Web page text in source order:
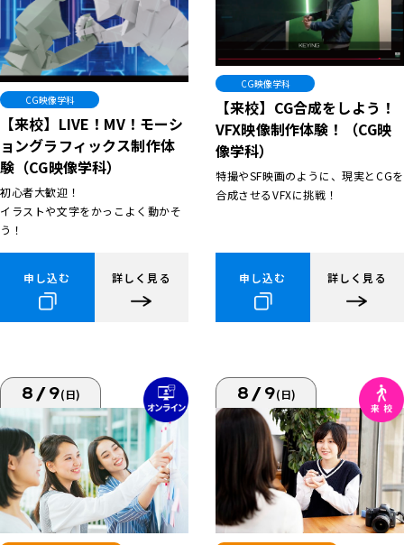
CG映像学科
【来校】LIVE！MV！モーシ
ョングラフィックス制作体
験（CG映像学科）
初心者大歓迎！
イラストや文字をかっこよく動かそ
う！
申し込む 詳しく見る
CG映像学科
【来校】CG合成をしよう！
VFX映像制作体験！（CG映
像学科）
特撮やSF映画のように、現実とCGを
合成させるVFXに挑戦！
申し込む 詳しく見る
8/9(日) 8/9(日)